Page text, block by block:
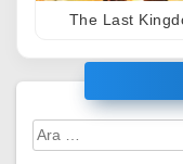
The Last
Arama: